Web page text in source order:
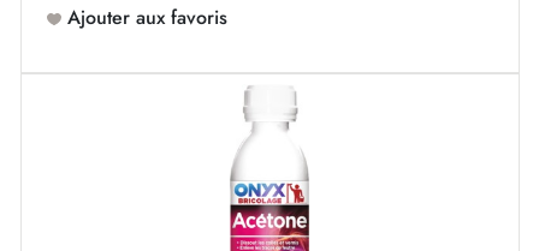
Ajouter aux favoris